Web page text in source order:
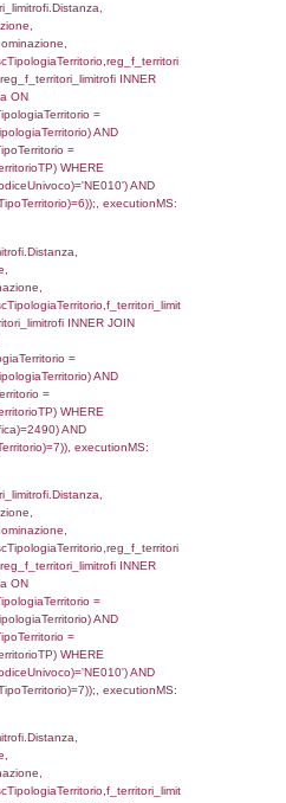
0.015552997589111
f_territori_limitrofi.Distanza,
INNER JOIN
=
AND
FROM
INNER JOIN
=